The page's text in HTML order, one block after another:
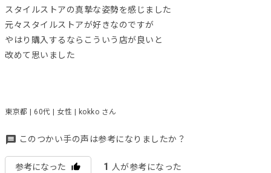
スタイルストアの真摯な姿勢を感じました
元々スタイルストアが好きなのですが
やはり購入するならこういう店が良いと
改めて思いました
東京都 | 60代 | 女性 | kokko さん
このつかい手の声は参考になりましたか？
参考になった 1 人が参考になった